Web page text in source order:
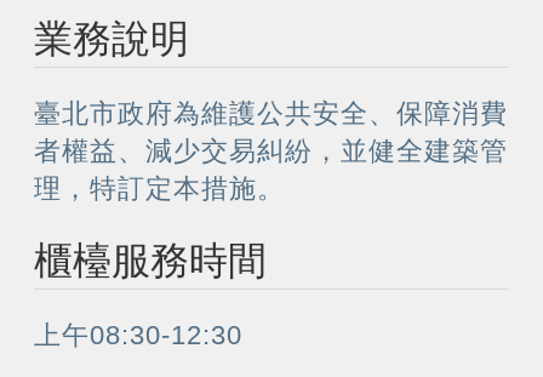
業務說明
臺北市政府為維護公共安全、保障消費
者權益、減少交易糾紛，並健全建築管
理，特訂定本措施。
櫃檯服務時間
上午08:30-12:30